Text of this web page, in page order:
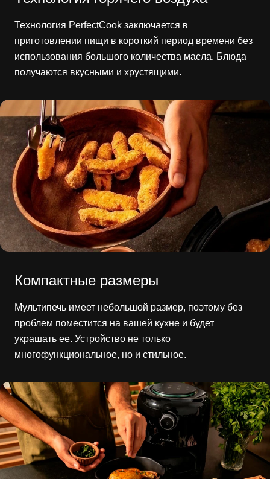
Технология PerfectCook заключается в
приготовлении пищи в короткий период времени без
использования большого количества масла. Блюда
получаются вкусными и хрустящими.
Компактные размеры
Мультипечь имеет небольшой размер, поэтому без
проблем поместится на вашей кухне и будет
украшать ее. Устройство не только
многофункциональное, но и стильное.